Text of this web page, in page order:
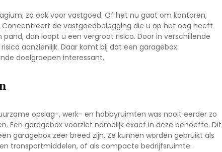
zo ook voor vastgoed. Of het nu gaat om kantoren,
de vastgoedbelegging die u op het oog heeft
dan loopt u een vergroot risico. Door in verschillende
aanzienlijk. Daar komt bij dat een garagebox
doelgroepen interessant.
opslag-, werk- en hobbyruimten was nooit eerder zo
Een garagebox voorziet namelijk exact in deze behoefte. Dit
garagebox zeer breed zijn. Ze kunnen worden gebruikt als
transportmiddelen, of als compacte bedrijfsruimte.